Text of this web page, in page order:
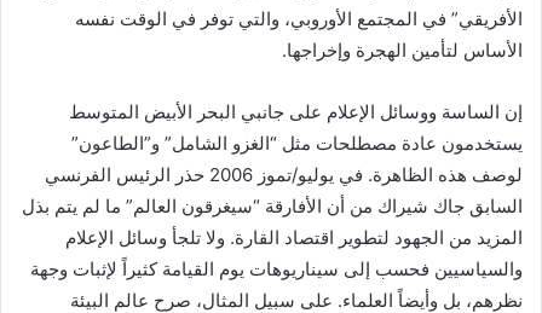
الأفريقي” في المجتمع الأوروبي، والتي توفر في الوقت نفسه
الأساس لتأمين الهجرة وإخراجها.
إن الساسة ووسائل الإعلام على جانبي البحر الأبيض المتوسط
يستخدمون عادة مصطلحات مثل “الغزو الشامل” و”الطاعون”
لوصف هذه الظاهرة. في يوليو/تموز 2006 حذر الرئيس الفرنسي
السابق جاك شيراك من أن الأفارقة “سيغرقون العالم” ما لم يتم بذل
المزيد من الجهود لتطوير اقتصاد القارة. ولا تلجأ وسائل الإعلام
والسياسيين فحسب إلى سيناريوهات يوم القيامة كثيراً لإثبات وجهة
نظرهم، بل وأيضاً العلماء. على سبيل المثال، صرح عالم البيئة